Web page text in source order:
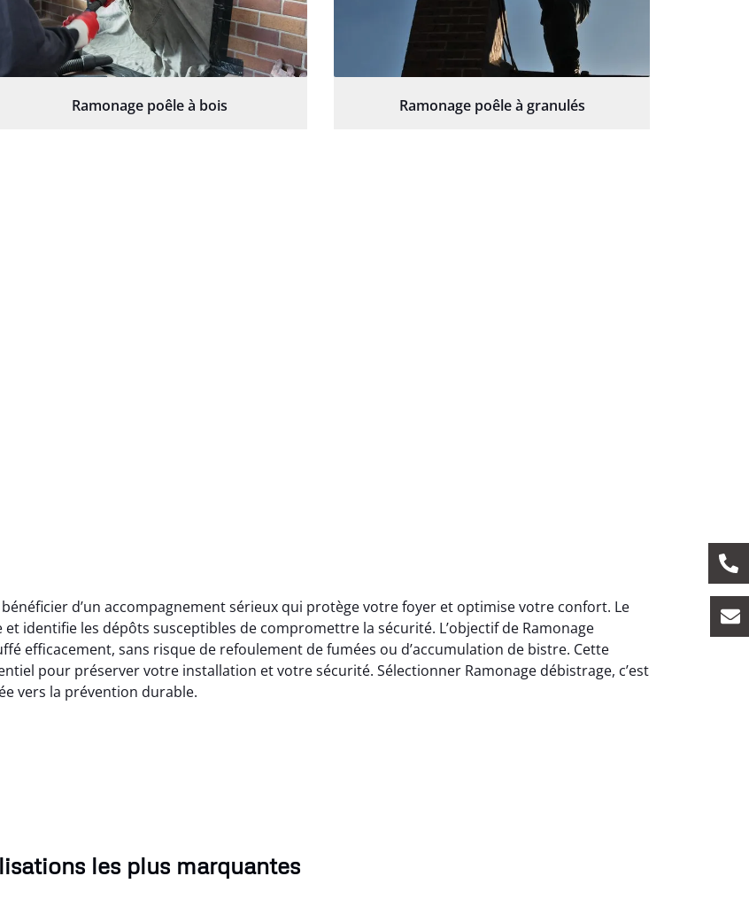
Ramonage poêle à bois Ramonage poêle à granulés
d’un accompagnement sérieux qui protège votre foyer et optimise votre confort. Le
identifie les dépôts susceptibles de compromettre la sécurité. L’objectif de Ramonage
efficacement, sans risque de refoulement de fumées ou d’accumulation de bistre. Cette
pour préserver votre installation et votre sécurité. Sélectionner Ramonage débistrage, c’est
vers la prévention durable.
les plus marquantes